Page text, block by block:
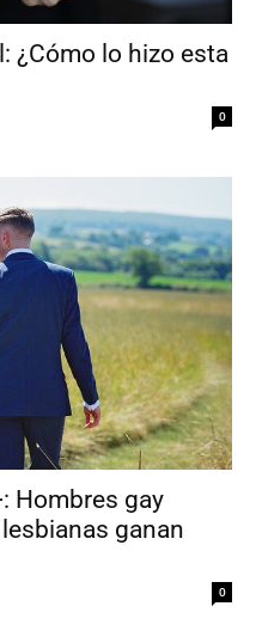
¿Cómo lo hizo esta
0
Hombres gay
ganan
0